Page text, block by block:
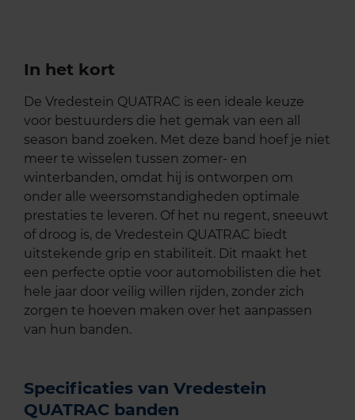
In het kort
De Vredestein QUATRAC is een ideale keuze
voor bestuurders die het gemak van een all
season band zoeken. Met deze band hoef je niet
meer te wisselen tussen zomer- en
winterbanden, omdat hij is ontworpen om
onder alle weersomstandigheden optimale
prestaties te leveren. Of het nu regent, sneeuwt
of droog is, de Vredestein QUATRAC biedt
uitstekende grip en stabiliteit. Dit maakt het
een perfecte optie voor automobilisten die het
hele jaar door veilig willen rijden, zonder zich
zorgen te hoeven maken over het aanpassen
van hun banden.
Specificaties van Vredestein
QUATRAC banden